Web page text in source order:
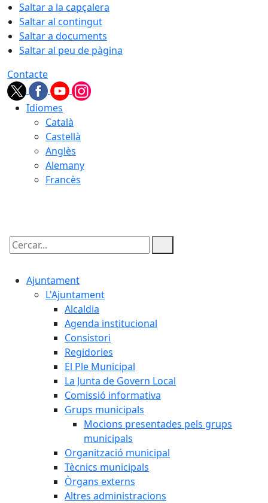
Saltar a la capçalera
Saltar al contingut
Saltar a documents
Saltar al peu de pàgina
Contacte
Idiomes
Català
Castellà
Anglès
Alemany
Francès
Cercar:
Ajuntament
L'Ajuntament
Alcaldia
Agenda institucional
Consistori
Regidories
El Ple Municipal
La Junta de Govern Local
Comissió informativa
Grups municipals
Mocions presentades pels grups
municipals
Organització municipal
Tècnics municipals
Òrgans externs
Altres administracions